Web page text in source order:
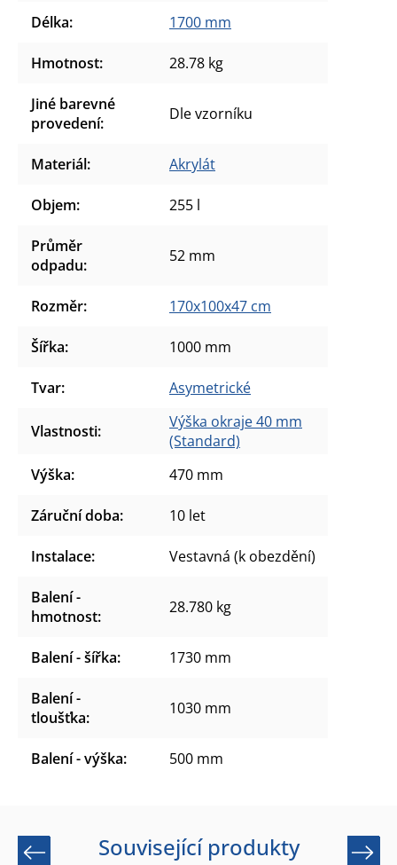
Délka: 1700 mm
Hmotnost: 28.78 kg
Jiné barevné
provedení: Dle vzorníku
Materiál: Akrylát
Objem: 255 l
Průměr
odpadu: 52 mm
Rozměr: 170x100x47 cm
Šířka: 1000 mm
Tvar: Asymetrické
Vlastnosti:
Výška okraje 40 mm
(Standard)
Výška: 470 mm
Záruční doba: 10 let
Instalace: Vestavná (k obezdění)
Balení -
hmotnost: 28.780 kg
Balení - šířka: 1730 mm
Balení -
tloušťka: 1030 mm
Balení - výška: 500 mm
Související produkty
Previous Next